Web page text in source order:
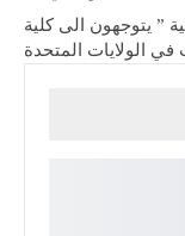
” يتوجهون الى كلية
في الولايات المتحدة